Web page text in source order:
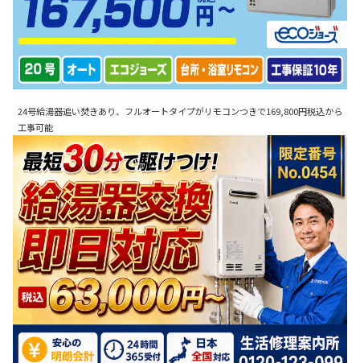
24号給湯器追い焚きあり、フルオートタイプがリモコンつきで169,800円税込から
工事可能